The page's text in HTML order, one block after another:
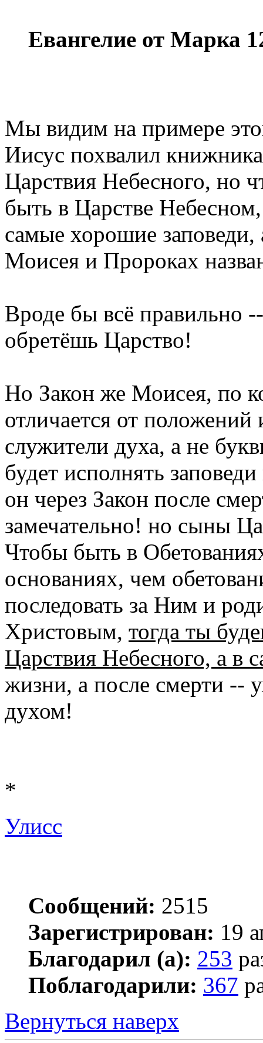
Евангелие от Марка
Мы видим на примере
Иисус похвалил
Царствия Небесного, но
быть в Царстве
самые хорошие заповеди,
Моисея и Пророках
Вроде бы всё правильно
обретёшь Царство!
Но Закон же Моисея, по
отличается от
служители духа, а не
будет исполнять
он через Закон после
замечательно! но сыны
Чтобы быть в
основаниях, чем
последовать за Ним и
Христовым, тогда ты
Царствия Небесного, а в
жизни, а после смерти
духом!
*
Улисс
Сообщений: 2515
Зарегистрирован: 19
Благодарил (а): 253
Поблагодарили: 367
Вернуться наверх